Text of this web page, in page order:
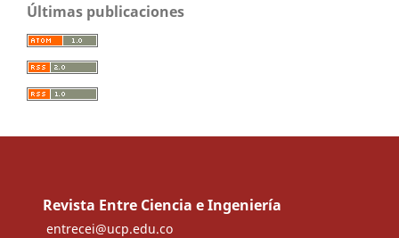
Últimas publicaciones
Revista Entre Ciencia e Ingeniería
entrecei@ucp.edu.co